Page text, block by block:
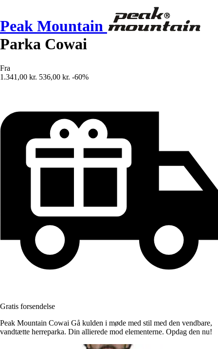
Peak Mountain
Parka Cowai
Fra
1.341,00 kr. 536,00 kr. -60%
Gratis forsendelse
Peak Mountain Cowai Gå kulden i møde med stil med den vendbare,
vandtætte herreparka. Din allierede mod elementerne. Opdag den nu!